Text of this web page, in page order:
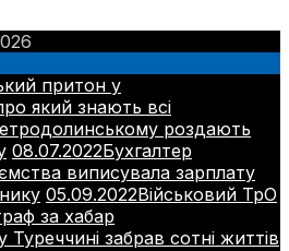
притон у
який знають всі
роздають
08.07.2022Бухгалтер
виписувала зарплату
05.09.2022Військовий ТрО
за хабар
Туреччині забрав сотні життів